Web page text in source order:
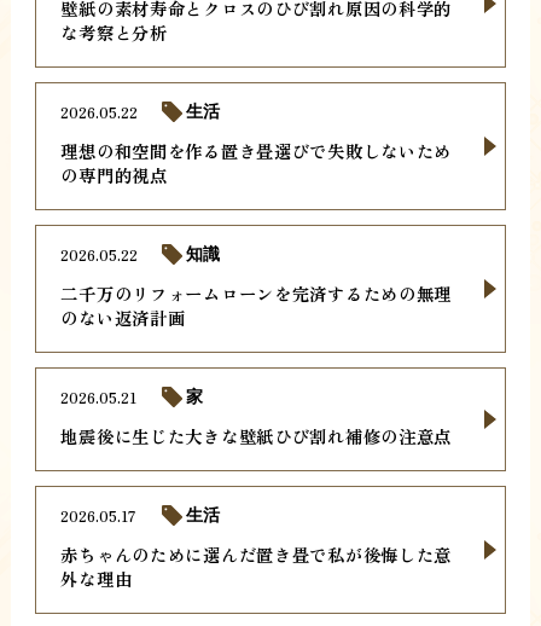
壁紙の素材寿命とクロスのひび割れ原因の科学的
な考察と分析
理想の和空間を作る置き畳選びで失敗しないため
の専門的視点
2026.05.22 生活
二千万のリフォームローンを完済するための無理
のない返済計画
2026.05.22 知識
地震後に生じた大きな壁紙ひび割れ補修の注意点
2026.05.21 家
赤ちゃんのために選んだ置き畳で私が後悔した意
外な理由
2026.05.17 生活